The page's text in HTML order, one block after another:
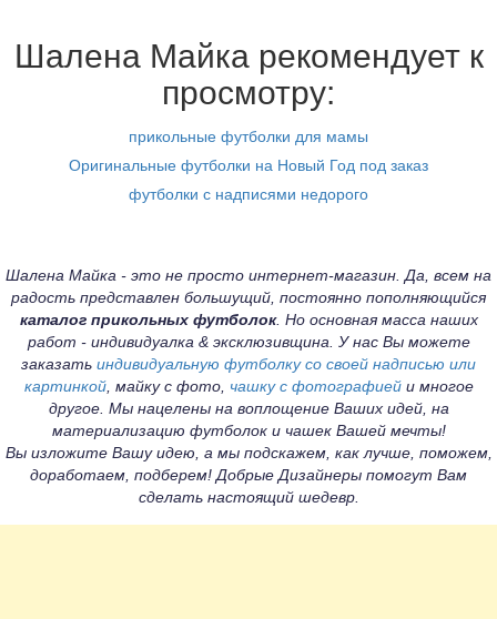
Шалена Майка рекомендует к
просмотру:
прикольные футболки для мамы
Оригинальные футболки на Новый Год под заказ
футболки с надписями недорого
Шалена Майка - это не просто интернет-магазин. Да, всем на
радость представлен большущий, постоянно пополняющийся
каталог прикольных футболок. Но основная масса наших
работ - индивидуалка & эксклюзивщина. У нас Вы можете
заказать индивидуальную футболку со своей надписью или
картинкой, майку с фото, чашку с фотографиейи многое
другое. Мы нацелены на воплощение Ваших идей, на
материализацию футболок и чашек Вашей мечты!
Вы изложите Вашу идею, а мы подскажем, как лучше, поможем,
доработаем, подберем! Добрые Дизайнеры помогут Вам
сделать настоящий шедевр.